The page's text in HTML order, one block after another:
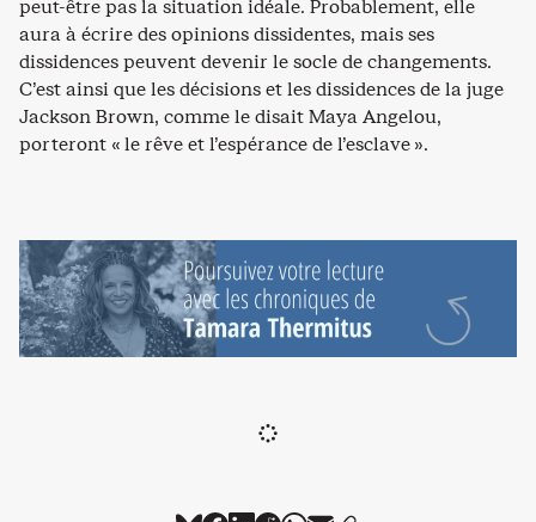
peut-être pas la situation idéale. Probablement, elle
aura à écrire des opinions dissidentes, mais ses
dissidences peuvent devenir le socle de changements.
C’est ainsi que les décisions et les dissidences de la juge
Jackson Brown, comme le disait Maya Angelou,
porteront « le rêve et l’espérance de l’esclave ».